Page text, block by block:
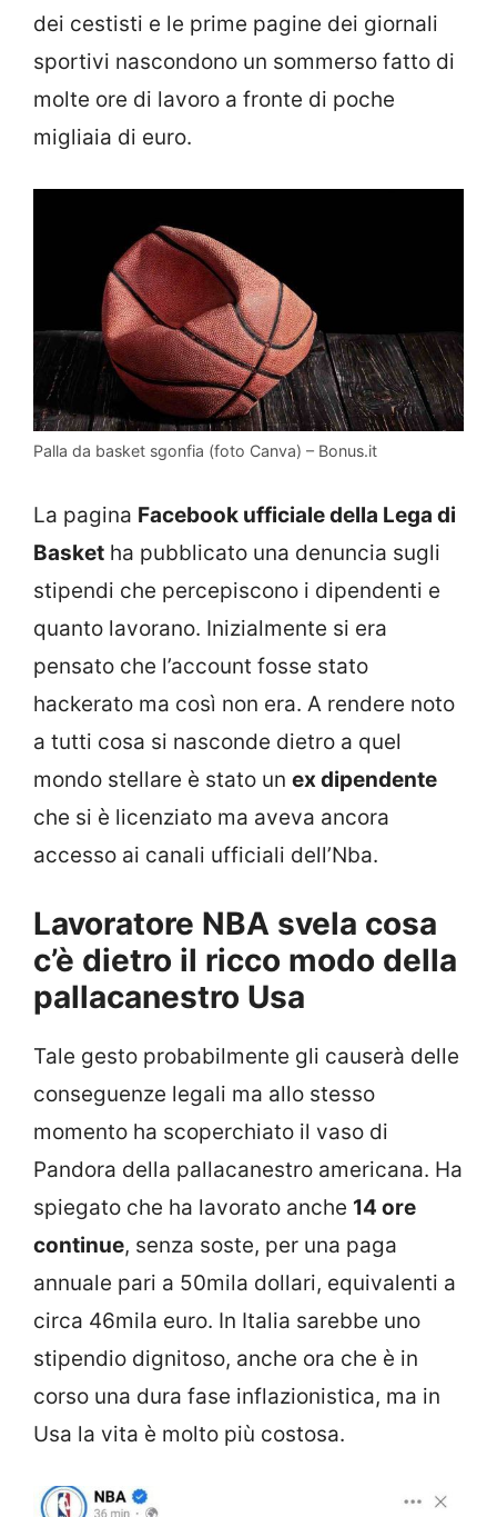
dei cestisti e le prime pagine dei giornali
sportivi nascondono un sommerso fatto di
molte ore di lavoro a fronte di poche
migliaia di euro.
Palla da basket sgonfia (foto Canva) – Bonus.it
La pagina Facebook ufficiale della Lega di
Basket ha pubblicato una denuncia sugli
stipendi che percepiscono i dipendenti e
quanto lavorano. Inizialmente si era
pensato che l’account fosse stato
hackerato ma così non era. A rendere noto
a tutti cosa si nasconde dietro a quel
mondo stellare è stato un ex dipendente
che si è licenziato ma aveva ancora
accesso ai canali ufficiali dell’Nba.
Lavoratore NBA svela cosa
c’è dietro il ricco modo della
pallacanestro Usa
Tale gesto probabilmente gli causerà delle
conseguenze legali ma allo stesso
momento ha scoperchiato il vaso di
Pandora della pallacanestro americana. Ha
spiegato che ha lavorato anche 14 ore
continue, senza soste, per una paga
annuale pari a 50mila dollari, equivalenti a
circa 46mila euro. In Italia sarebbe uno
stipendio dignitoso, anche ora che è in
corso una dura fase inflazionistica, ma in
Usa la vita è molto più costosa.